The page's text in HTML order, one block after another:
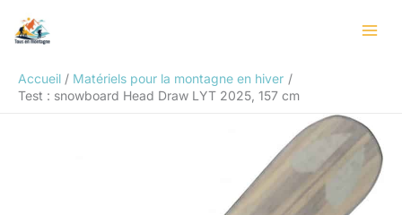
Accueil
Matériels pour la montagne en hiver
Test : snowboard Head Draw LYT 2025, 157 cm